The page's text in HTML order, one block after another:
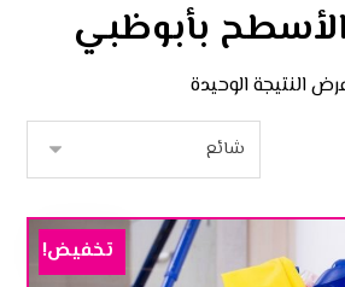
بأبوظبي
النتيجة الوحيدة
تخفيض!